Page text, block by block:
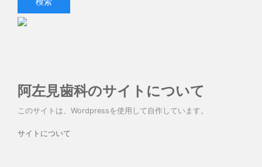
阿左見歯科のサイトについて
このサイトは、Wordpressを使用して自作しています。
サイトについて